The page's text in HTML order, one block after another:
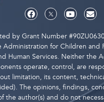
by Grant Number
for Children and
Human Services. Neither the
operate, control, are
limitation, its content,
The opinions, findings,
the author(s) and do not